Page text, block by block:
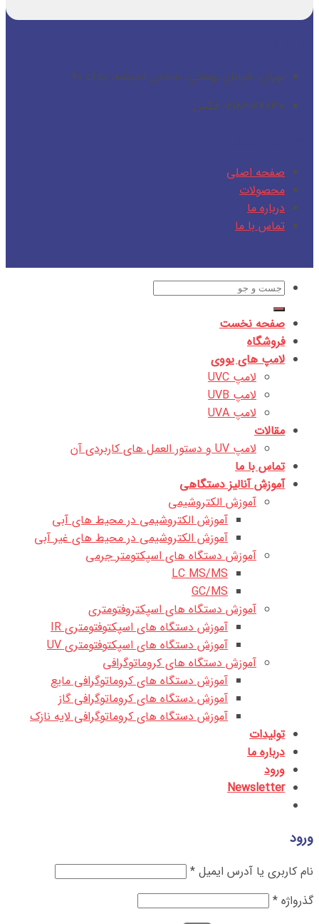
تهران، خیابان بهشتی، خیابان اندیشه، پلاک ۴۰
۰۲۱۸۶۰۲۷۸۳۸ فکس
صفحه اصلی
محصولات
درباره ما
تماس با ما
جستجو
برای:
صفحه نخست
فروشگاه
لامپ های یووی
لامپ UVC
لامپ UVB
لامپ UVA
مقالات
لامپ UV و دستور العمل های کاربردی آن
تماس با ما
آموزش آنالیز دستگاهی
آموزش الکتروشیمی
آموزش الکتروشیمی در محیط های آبی
آموزش الکتروشیمی در محیط های غیر آبی
آموزش دستگاه های اسپکتومتر جرمی
LC MS/MS
GC/MS
آموزش دستگاه های اسپکتروفتومتری
آموزش دستگاه های اسپکتوفتومتری IR
آموزش دستگاه های اسپکتوفتومتری UV
آموزش دستگاه های کروماتوگرافی
آموزش دستگاه های کروماتوگرافی مایع
آموزش دستگاه های کروماتوگرافی گاز
آموزش دستگاه های کروماتوگرافی لایه نازک
تولیدات
درباره ما
ورود
Newsletter
ورود
نام کاربری یا آدرس ایمیل *
گذرواژه *